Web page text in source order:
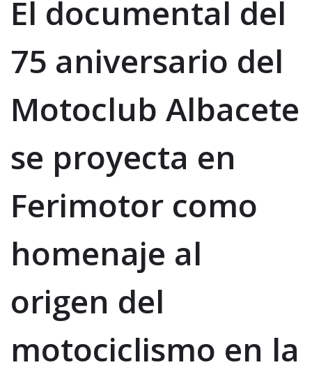
El documental del
75 aniversario del
Motoclub Albacete
se proyecta en
Ferimotor como
homenaje al
origen del
motociclismo en la